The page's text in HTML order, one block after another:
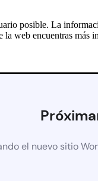
el nuevo sitio
posible. La
web encuentras más